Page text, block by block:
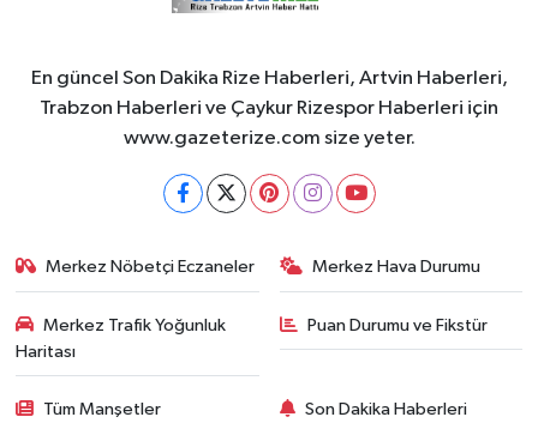
En güncel Son Dakika Rize Haberleri, Artvin Haberleri,
Trabzon Haberleri ve Çaykur Rizespor Haberleri için
www.gazeterize.com size yeter.
Merkez Nöbetçi Eczaneler Merkez Hava Durumu
Merkez Trafik Yoğunluk
Haritası
Puan Durumu ve Fikstür
Tüm Manşetler Son Dakika Haberleri